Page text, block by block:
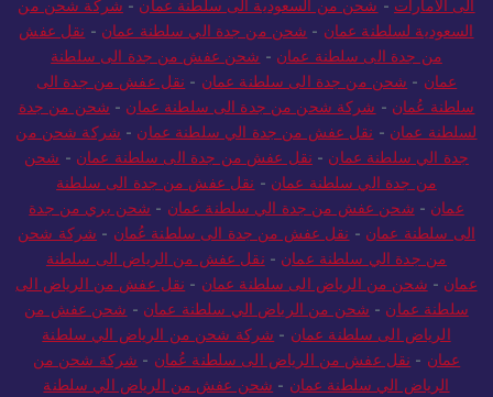
الى الامارات - شحن من السعودية الى سلطنة عمان - شركة شحن من
السعودية لسلطنة عمان - شحن من جدة الي سلطنة عمان - نقل عفش
من جدة الى سلطنة عمان - شحن عفش من جدة الى سلطنة
عمان - شحن من جدة الى سلطنة عمان - نقل عفش من جدة الى
سلطنة عُمان - شركة شحن من جدة الى سلطنة عمان - شحن من جدة
لسلطنة عمان - نقل عفش من جدة الي سلطنة عمان - شركة شحن من
جدة الي سلطنة عمان - نقل عفش من جدة الى سلطنة عمان - شحن
من جدة الي سلطنة عمان - نقل عفش من جدة الى سلطنة
عمان - شحن عفش من جدة الي سلطنة عمان - شحن بري من جدة
الى سلطنة عمان - نقل عفش من جدة الى سلطنة عُمان - شركة شحن
من جدة الي سلطنة عمان - نقل عفش من الرياض الى سلطنة
عمان - شحن من الرياض الى سلطنة عمان - نقل عفش من الرياض الى
سلطنة عمان - شحن من الرياض الي سلطنة عمان - شحن عفش من
الرياض الى سلطنة عمان - شركة شحن من الرياض الي سلطنة
عمان - نقل عفش من الرياض الى سلطنة عُمان - شركة شحن من
الرياض الي سلطنة عمان - شحن عفش من الرياض الي سلطنة